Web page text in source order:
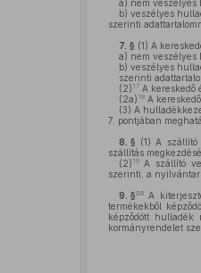
a) nem veszélyes
b) veszélyes
szerinti
7. § (1) A
a) nem veszélyes
b) veszélyes
szerinti
(2) 17A kereskedő
(2a) 18A
(3) A
7. pontjában
8. § (1) A szállító
szállítás
(2) 19A szállító
szerinti, a
9. §20 A
termékekből
képződött hulladék
kormányrendelet